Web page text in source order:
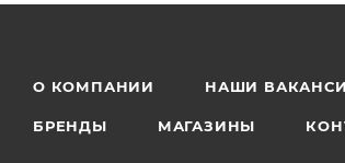
О КОМПАНИИ НАШИ
БРЕНДЫ МАГАЗИНЫ